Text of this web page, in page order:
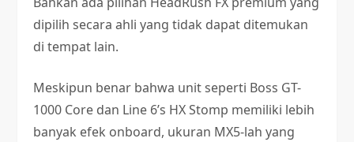
dipilih secara ahli yang tidak dapat ditemukan
di tempat lain.
Meskipun benar bahwa unit seperti Boss GT-
1000 Core dan Line 6’s HX Stomp memiliki lebih
banyak efek onboard, ukuran MX5-lah yang